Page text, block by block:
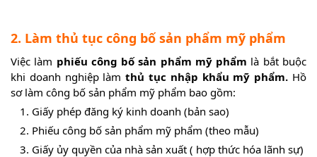
2. Làm thủ tục công bố sản phẩm mỹ phẩm
Việc làm phiếu công bố sản phẩm mỹ phẩm là bắt buộc
khi doanh nghiệp làmthủ tục nhập khẩu mỹ phẩm. Hồ
sơ làm công bố sản phẩm mỹ phẩm bao gồm:
Giấy phép đăng ký kinh doanh (bản sao)
Phiếu công bố sản phẩm mỹ phẩm (theo mẫu)
Giấy ủy quyền của nhà sản xuất ( hợp thức hóa lãnh sự)